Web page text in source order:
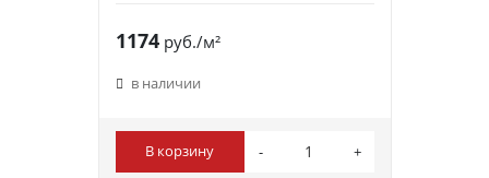
1174руб./м²
в наличии
В корзину